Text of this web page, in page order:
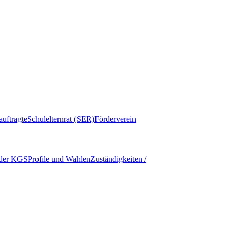
Schulelternrat (SER)Förderverein
KGSProfile und WahlenZuständigkeiten /